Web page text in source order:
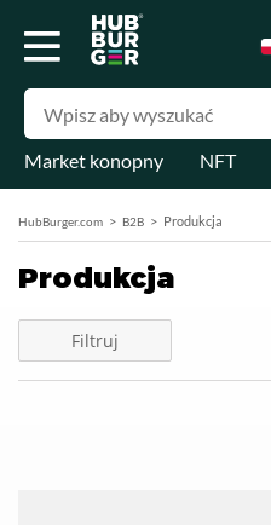
Market konopny NFT
HubBurger.com B2B Produkcja
Produkcja
Filtruj